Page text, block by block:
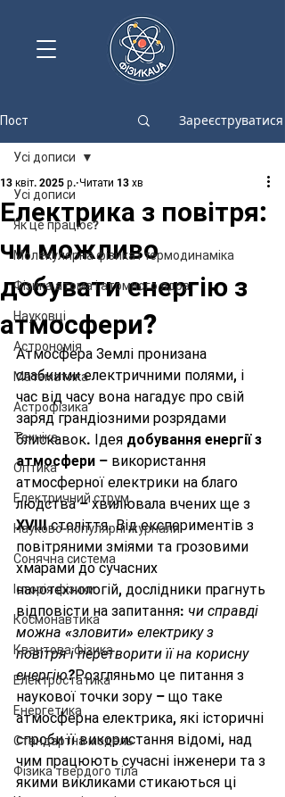
Пост Зареєструватися
Усі дописи
Як це працює?
Молекулярна фізика і термодинаміка
Фізика атома і атомного ядра
Науковці
Астрономія
Математика
Астрофізика
Техніка
Оптика
Електричний струм
Науково-популярні журнали
Сонячна система
Історія фізики
Космонавтика
Квантова фізика
Електростатика
Енергетика
Стандартна модель
Фізика твердого тіла
Усі дописи
Електрика з повітря:
чи можливо
добувати енергію з
атмосфери?
13 квіт. 2025 р. Читати 13 хв
Атмосфера Землі пронизана
слабкими електричними полями, і
час від часу вона нагадує про свій
заряд грандіозними розрядами
блискавок. Ідея добування енергії з
атмосфери – використання
атмосферної електрики на благо
людства – хвилювала вчених ще з
XVIII століття. Від експериментів з
повітряними зміями та грозовими
хмарами до сучасних
нанотехнологій, дослідники прагнуть
відповісти на запитання: чи справді
можна «зловити» електрику з
повітря і перетворити її на корисну
енергію?Розгляньмо це питання з
наукової точки зору – що таке
атмосферна електрика, які історичні
спроби її використання відомі, над
чим працюють сучасні інженери та з
якими викликами стикаються ці